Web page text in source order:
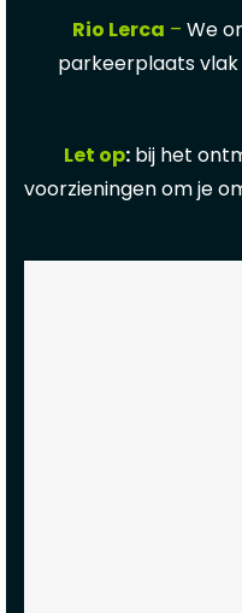
Rio Lerca – We
parkeerplaats
Let op: bij het
voorzieningen om je